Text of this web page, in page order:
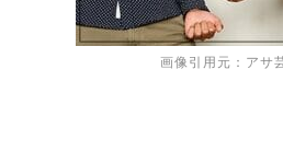
画像引用元：アサ